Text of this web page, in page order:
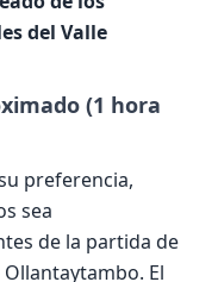
del Valle
(1 hora
preferencia,
sea
de la partida de
El